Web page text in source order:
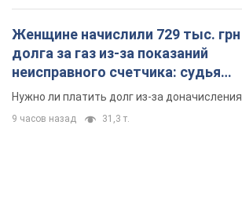
Женщине начислили 729 тыс. грн
долга за газ из-за показаний
неисправного счетчика: судья
вынес неожиданное решение
Нужно ли платить долг из-за доначисления
9 часов назад 31,3 т.